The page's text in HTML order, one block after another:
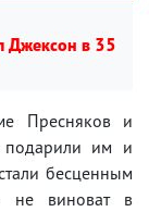
Джексон в 35
Пресняков и
подарили им и
бесценным
не виноват в